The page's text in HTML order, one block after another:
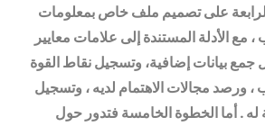
على تصميم ملف خاص بمعلومات
مع الأدلة المستندة إلى علامات معايير
جمع بيانات إضافية، وتسجيل نقاط القوة
ورصد مجالات الاهتمام لديه ، وتسجيل
له . أما الخطوة الخامسة فتدور حول